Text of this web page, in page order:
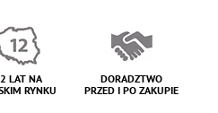
LAT NA
RYNKU
DORADZTWO
PRZED I PO ZAKUPIE